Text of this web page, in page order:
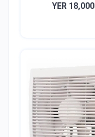
YER 18,000